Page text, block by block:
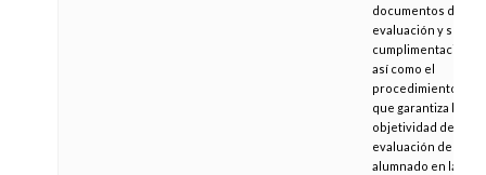
documentos de
evaluación y su
cumplimentación
así como el
procedimiento
que garantiza la
objetividad de la
evaluación del
alumnado en las